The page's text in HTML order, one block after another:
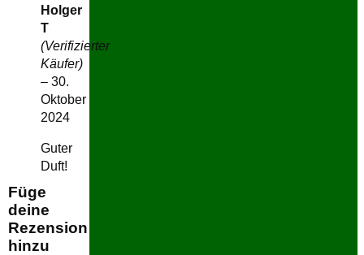
Holger
T
(Verifizierter
Käufer)
– 30.
Oktober
2024
Guter
Duft!
Füge
deine
Rezension
hinzu